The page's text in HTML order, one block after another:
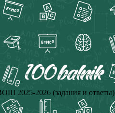
2025-2026 (задания и ответы)